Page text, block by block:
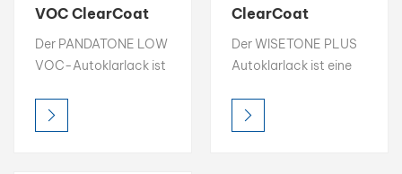
بالعربية
VOC ClearCoat
Hochglänzender,
schnell
Klarlack für die
Autoreparatur
Der PANDATONE LOW
VOC-Autoklarlack ist
Hochglanzschicht, die
den Autolack vor
ClearCoat
Hochglanz-
Klarlack für die
schnelltrocknend
Der WISETONE PLUS
Autoklarlack ist eine
Hochglanzschicht, die
den Autolack vor